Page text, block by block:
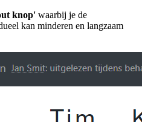
knop' waarbij je de
kan minderen en langzaam